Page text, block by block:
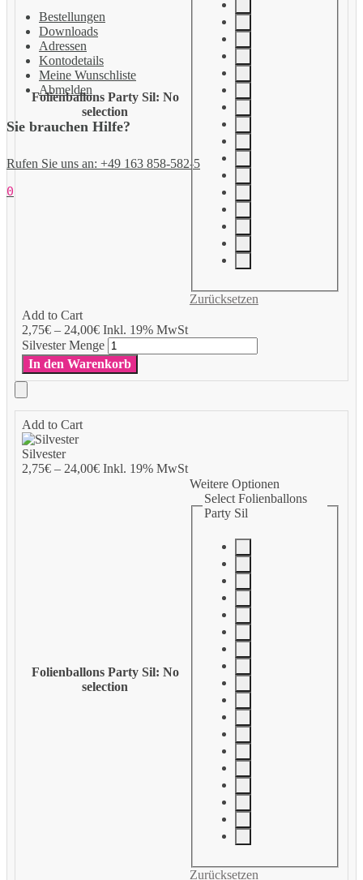
Bestellungen
Downloads
Adressen
Kontodetails
Meine Wunschliste
Abmelden
Sie brauchen Hilfe?
Rufen Sie uns an: +49 163 858-582-5
0
Add to Cart
2,75€– 24,00€Inkl. 19% MwSt
Folienballons Party Sil: No
selection
Zurücksetzen
Silvester Menge
In den Warenkorb
Add to Cart
Silvester
2,75€– 24,00€Inkl. 19% MwSt
Folienballons Party Sil: No
selection
Weitere Optionen
Select Folienballons
Party Sil
Zurücksetzen